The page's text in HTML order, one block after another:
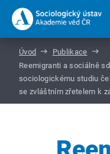
Úvod
Publikace
Reemigranti a sociálně
sociologickému studiu
se zvláštním zřetelem k